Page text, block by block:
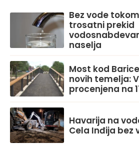
Bez vode
trosatni prekid
naselja
Most kod
novih temelja:
procenjena na
Havarija na
Cela Inđija bez